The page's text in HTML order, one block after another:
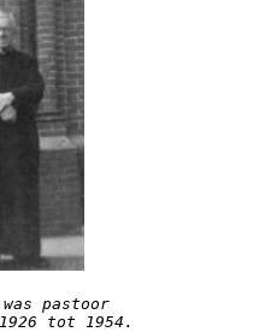
pastoor
tot 1954.